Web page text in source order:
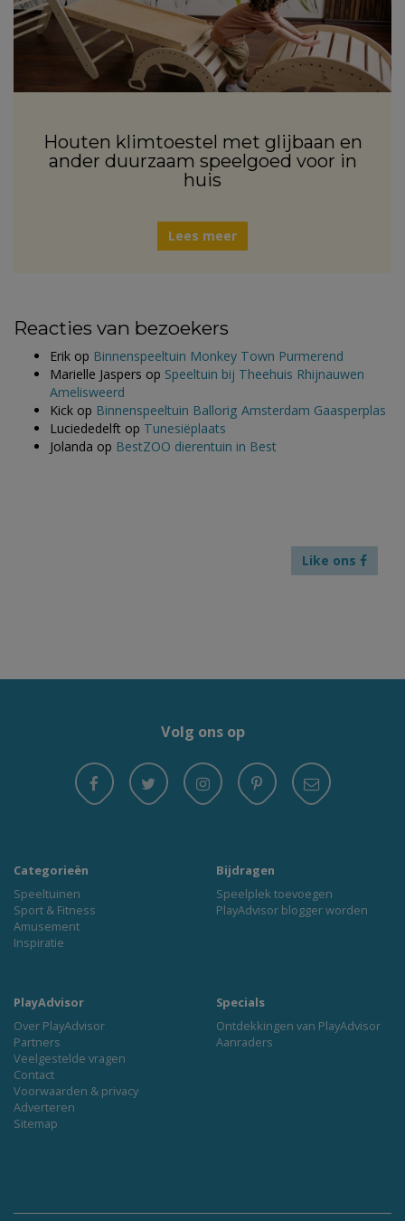
Houten klimtoestel met glijbaan en
ander duurzaam speelgoed voor in
huis
Lees meer
Reacties van bezoekers
Erik op Binnenspeeltuin Monkey Town Purmerend
Marielle Jaspers op Speeltuin bij Theehuis Rhijnauwen
Amelisweerd
Kick op Binnenspeeltuin Ballorig Amsterdam Gaasperplas
Luciededelft op Tunesiëplaats
Jolanda op BestZOO dierentuin in Best
Like ons
Volg ons op
Categorieën
Speeltuinen
Sport & Fitness
Amusement
Inspiratie
Bijdragen
Speelplek toevoegen
PlayAdvisor blogger worden
PlayAdvisor
Over PlayAdvisor
Partners
Veelgestelde vragen
Contact
Voorwaarden & privacy
Adverteren
Sitemap
Specials
Ontdekkingen van PlayAdvisor
Aanraders